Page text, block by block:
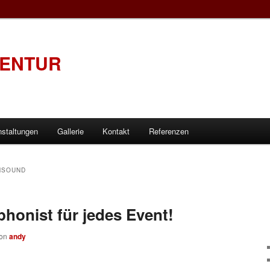
Gallerie Kontakt Referenzen
für jedes Event!
andy